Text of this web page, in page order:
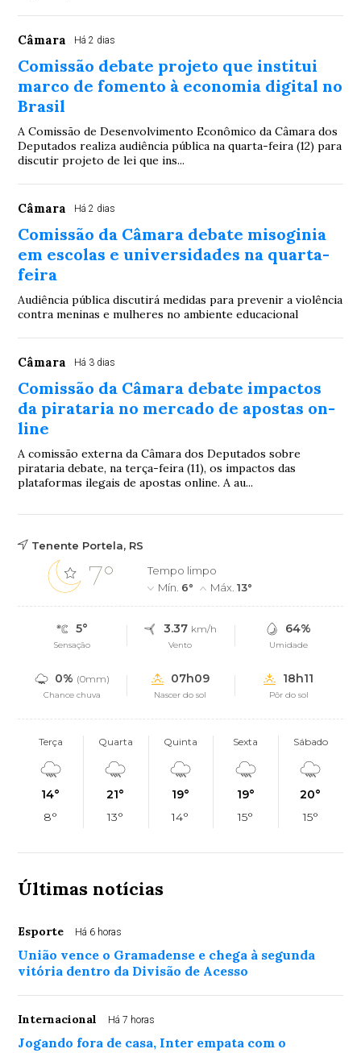
Câmara Há 2 dias
Comissão debate projeto que institui
marco de fomento à economia digital no
Brasil
A Comissão de Desenvolvimento Econômico da Câmara dos
Deputados realiza audiência pública na quarta-feira (12) para
discutir projeto de lei que ins...
Câmara Há 2 dias
Comissão da Câmara debate misoginia
em escolas e universidades na quarta-
feira
Audiência pública discutirá medidas para prevenir a violência
contra meninas e mulheres no ambiente educacional
Câmara Há 3 dias
Comissão da Câmara debate impactos
da pirataria no mercado de apostas on-
line
A comissão externa da Câmara dos Deputados sobre
pirataria debate, na terça-feira (11), os impactos das
plataformas ilegais de apostas online. A au...
Tenente Portela, RS
7°
Tempo limpo
Mín. 6° Máx.13°
5°
Sensação
3.37 km/h
Vento
64%
Umidade
0% (0mm)
Chance chuva
07h09
Nascer do sol
18h11
Pôr do sol
Terça
14°
8°
Quarta
21°
13°
Quinta
19°
14°
Sexta
19°
15°
Sábado
20°
15°
Últimas notícias
Esporte Há 6 horas
União vence o Gramadense e chega à segunda
vitória dentro da Divisão de Acesso
Internacional Há 7 horas
Jogando fora de casa, Inter empata com o